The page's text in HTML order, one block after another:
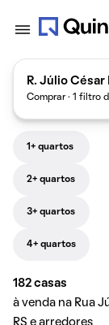
R. Júlio
Comprar · 1 filtro
1+ quartos
2+ quartos
3+ quartos
4+ quartos
182 casas
à venda na Rua
RS e arredores